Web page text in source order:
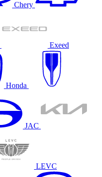
Chery
Exeed
Honda
JAC
LEVC